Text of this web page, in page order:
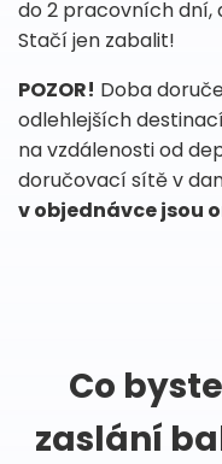
do 2 pracovních dní,
Stačí jen zabalit!
POZOR! Doba
odlehlejších
na vzdálenosti od
doručovací sítě v
v objednávce jsou
Co
zaslání